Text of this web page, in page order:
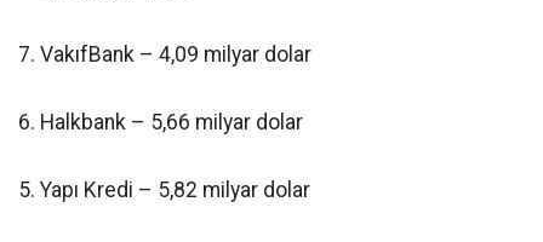
7. VakıfBank – 4,09 milyar dolar
6. Halkbank – 5,66 milyar dolar
5. Yapı Kredi – 5,82 milyar dolar